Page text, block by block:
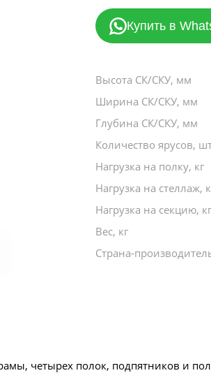
Купить в
Высота СК/СКУ, мм
Ширина СК/СКУ, мм
Глубина СК/СКУ, мм
Количество ярусов,
Нагрузка на полку, кг
Нагрузка на стеллаж,
Нагрузка на секцию, кг
Вес, кг
Страна-
четырех полок, подпятников и